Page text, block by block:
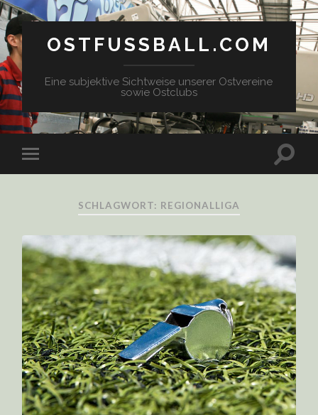
OSTFUSSBALL.COM
Eine subjektive Sichtweise unserer Ostvereine
sowie Ostclubs
SCHLAGWORT: REGIONALLIGA